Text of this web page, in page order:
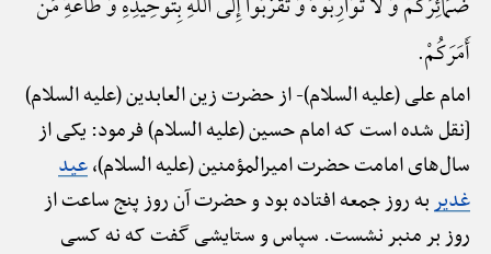
أَمَرَکُمْ.
امام علی (علیه السلام)-از حضرت زین العابدین (علیه السلام)
[نقل شده است که امام حسین (علیه السلام) فرمود: یکی از
سال‌های امامت حضرت امیرالمؤمنین (علیه السلام)،عید
غدیربه روز جمعه افتاده بود و حضرت آن روز پنج ساعت از
روز بر منبر نشست. سپاس و ستایشی گفت که نه کسی